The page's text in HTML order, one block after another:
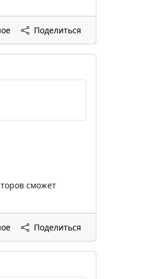
Поделиться
сможет
Поделиться